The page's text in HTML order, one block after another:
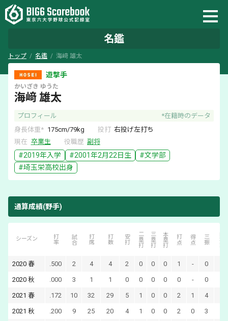
名鑑
トップ 名鑑 海﨑 雄太
遊撃手
海﨑 雄太
かいざき ゆうた
プロフィール
*在籍時のデータ
身長体重* 175cm/79kg 投打 右投げ左打ち
現在 卒業生 役職歴 副将
#2019年入学 #2001年2月22日 生 #文学部
#埼玉栄高校出身
通算成績(野手)
シーズン 打率 試合 打席 打数 安打 二塁打 三塁打 本塁打 打点 得点 三振 四死球
2020 春 .500 2 4 4 2 0 0 0 1 - 0
2020 秋 .000 3 1 1 0 0 0 0 0 - 0
2021 春 .172 10 32 29 5 1 0 0 2 1 4
2021 秋 .200 9 25 20 4 1 0 0 2 0 3